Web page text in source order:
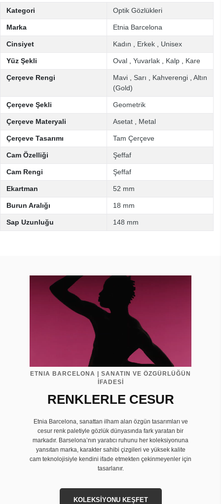
Kategori Optik Gözlükleri
Marka Etnia Barcelona
Cinsiyet Kadın Erkek Unisex
Yüz Şekli Oval Yuvarlak Kalp Kare
Çerçeve Rengi Mavi Sarı Kahverengi
Altın
(Gold)
Çerçeve Şekli Geometrik
Çerçeve Materyali Asetat Metal
Çerçeve Tasarımı Tam Çerçeve
Cam Özelliği Şeffaf
Cam Rengi Şeffaf
Ekartman 52 mm
Burun Aralığı 18 mm
Sap Uzunluğu 148 mm
ETNIA BARCELONA | SANATIN VE ÖZGÜRLÜĞÜN
İFADESİ
RENKLERLE CESUR
Etnia Barcelona, sanattan ilham alan özgün tasarımları ve
cesur renk paletiyle gözlük dünyasında fark yaratan bir
markadır. Barselona’nın yaratıcı ruhunu her koleksiyonuna
yansıtan marka, karakter sahibi çizgileri ve yüksek kalite
cam teknolojisiyle kendini ifade etmekten çekinmeyenler için
tasarlanır.
KOLEKSİYONU KEŞFET